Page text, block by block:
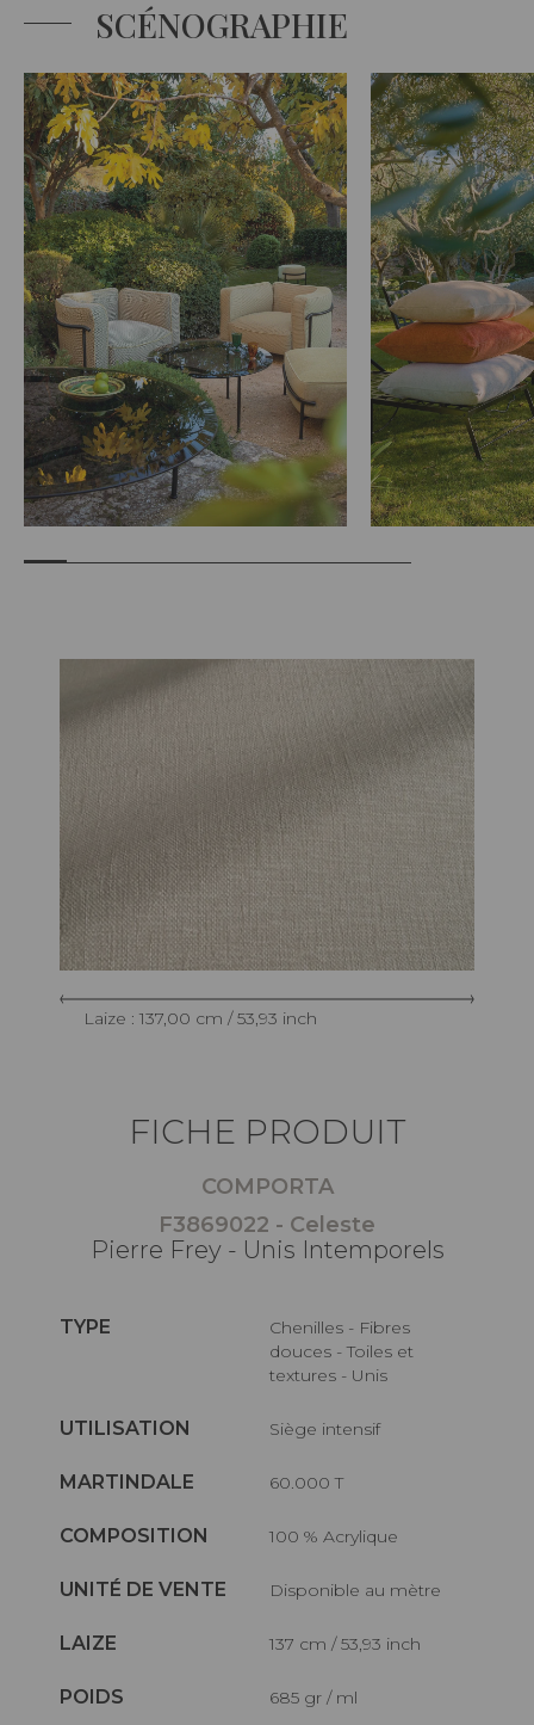
SCÉNOGRAPHIE
Laize : 137,00 cm / 53,93 inch
FICHE PRODUIT
COMPORTA
F3869022 - Celeste
Pierre Frey - Unis Intemporels
TYPE
Chenilles - Fibres
douces - Toiles et
textures - Unis
UTILISATION Siège intensif
MARTINDALE 60.000 T
COMPOSITION 100 % Acrylique
UNITÉ DE VENTE Disponible au mètre
LAIZE 137 cm / 53,93 inch
POIDS 685 gr / ml